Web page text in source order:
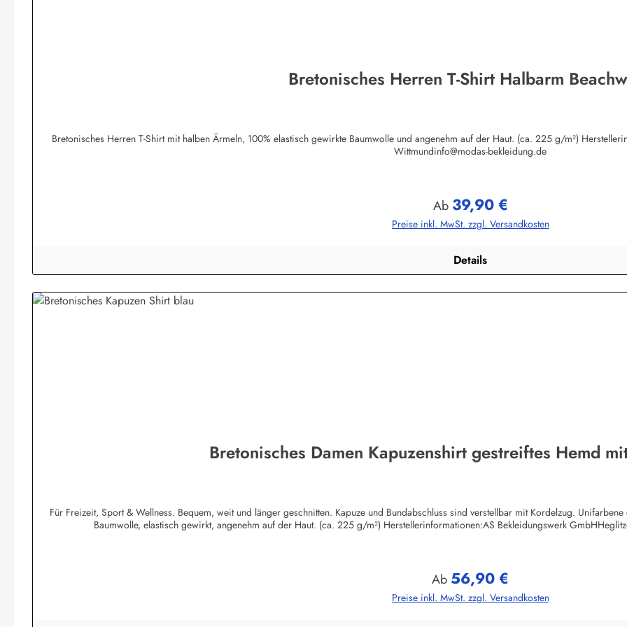
Bretonisches Herren T-Shirt Halbarm
Bretonisches Herren T-Shirt mit halben Ärmeln, 100% elastisch gewirkte Baumwolle und angenehm auf der Haut. (ca. 225 g/m²) Herstellerinformationen:AS Bekleidungswerk GmbHHeglitzer Str. 1226409
Wittmundinfo@modas-bekleidung.de
Regulärer Preis:
Ab 39,90 €
Preise inkl. MwSt. zzgl. Versandkosten
Details
Bretonisches Damen Kapuzenshirt gestreiftes Hemd
Für Freizeit, Sport & Wellness. Bequem, weit und länger geschnitten. Kapuze und Bundabschluss sind verstellbar mit Kordelzug.
Baumwolle, elastisch gewirkt, angenehm auf der Haut. (ca. 225 g/m²) Herstellerinformationen:AS Bekleidungswerk
Regulärer Preis:
Ab 56,90 €
Preise inkl. MwSt. zzgl. Versandkosten